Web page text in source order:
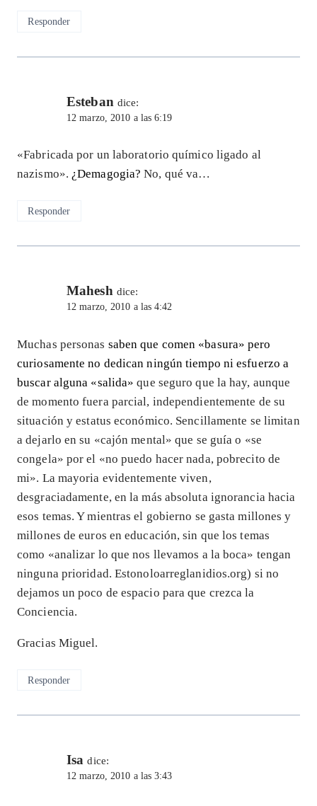
Responder
Esteban dice:
12 marzo, 2010 a las 6:19
«Fabricada por un laboratorio químico ligado al
nazismo». ¿Demagogia? No, qué va…
Responder
Mahesh dice:
12 marzo, 2010 a las 4:42
Muchas personas saben que comen «basura» pero
curiosamente no dedican ningún tiempo ni esfuerzo a
buscar alguna «salida» que seguro que la hay, aunque
de momento fuera parcial, independientemente de su
situación y estatus económico. Sencillamente se limitan
a dejarlo en su «cajón mental» que se guía o «se
congela» por el «no puedo hacer nada, pobrecito de
mi». La mayoria evidentemente viven,
desgraciadamente, en la más absoluta ignorancia hacia
esos temas. Y mientras el gobierno se gasta millones y
millones de euros en educación, sin que los temas
como «analizar lo que nos llevamos a la boca» tengan
ninguna prioridad. Estonoloarreglanidios.org) si no
dejamos un poco de espacio para que crezca la
Conciencia.
Gracias Miguel.
Responder
Isa dice:
12 marzo, 2010 a las 3:43